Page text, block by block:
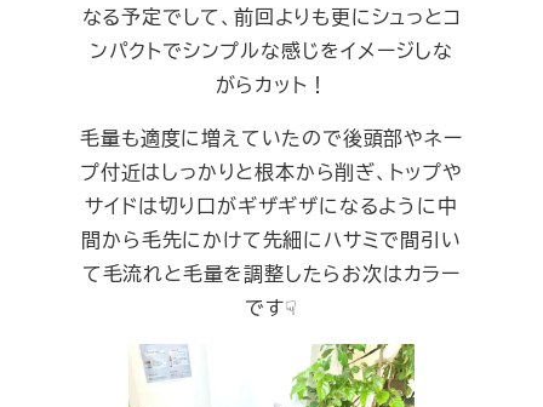
なる予定でして、前回よりも更にシュっとコ
ンパクトでシンプルな感じをイメージしな
がらカット！
毛量も適度に増えていたので後頭部やネー
プ付近はしっかりと根本から削ぎ、トップや
サイドは切り口がギザギザになるように中
間から毛先にかけて先細にハサミで間引い
て毛流れと毛量を調整したらお次はカラー
です☟